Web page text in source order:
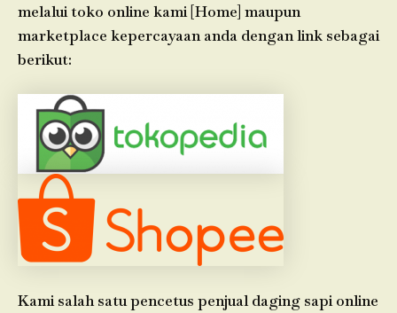
melalui toko online kami [Home] maupun
marketplace kepercayaan anda dengan link sebagai
berikut:
Kami salah satu pencetus penjual daging sapi online